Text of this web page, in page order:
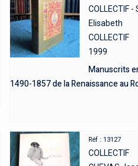
COLLECTIF -
Elisabeth
COLLECTIF
1999
Manuscrits
1490-1857 de la Renaissance au
Réf : 13127
COLLECTIF